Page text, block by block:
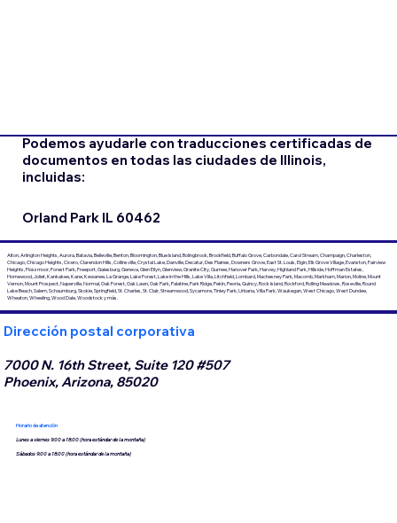
Podemos ayudarle con traducciones certificadas de
documentos en todas las ciudades de Illinois,
incluidas:
Orland Park IL 60462
Alton, Arlington Heights, Aurora, Batavia, Belleville, Benton, Bloomington, Blue Island, Bolingbrook, Brookfield, Buffalo Grove, Carbondale, Carol Stream, Champaign, Charleston,
Chicago, Chicago Heights, Cicero, Clarendon Hills, Collinsville, Crystal Lake, Danville, Decatur, Des Plaines, Downers Grove, East St. Louis, Elgin, Elk Grove Village, Evanston, Fairview
Heights, Flossmoor, Forest Park, Freeport, Galesburg, Geneva, Glen Ellyn, Glenview, Granite City, Gurnee, Hanover Park, Harvey, Highland Park, Hillside, Hoffman Estates,
Homewood, Joliet, Kankakee, Kane, Kewanee, La Grange, Lake Forest, Lake in the Hills, Lake Villa, Litchfield, Lombard, Machesney Park, Macomb, Markham, Marion, Moline, Mount
Vernon, Mount Prospect, Naperville, Normal, Oak Forest, Oak Lawn, Oak Park, Palatine, Park Ridge, Pekín, Peoria, Quincy, Rock Island, Rockford, Rolling Meadows, Roseville, Round
Lake Beach, Salem, Schaumburg, Skokie, Springfield, St. Charles, St. Clair, Streamwood, Sycamore, Tinley Park, Urbana, Villa Park, Waukegan, West Chicago, West Dundee,
Wheaton, Wheeling, Wood Dale, Woodstock y más.
Dirección postal corporativa
7000 N. 16th Street, Suite 120 #507
Phoenix, Arizona, 85020
Horario de atención
Lunes a viernes 9:00 a 18:00 (hora estándar de la montaña)
Sábados 9:00 a 18:00 (hora estándar de la montaña)